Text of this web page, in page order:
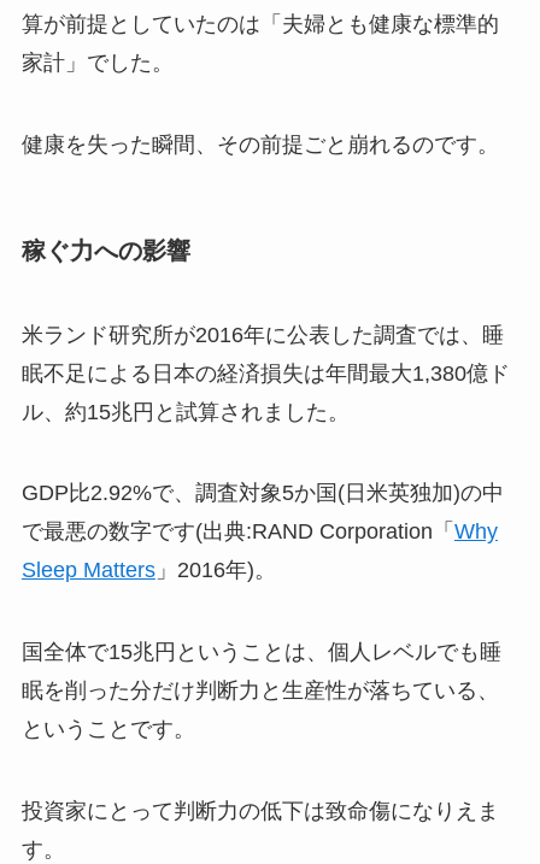
算が前提としていたのは「夫婦とも健康な標準的
家計」でした。
健康を失った瞬間、その前提ごと崩れるのです。
稼ぐ力への影響
米ランド研究所が2016年に公表した調査では、睡
眠不足による日本の経済損失は年間最大1,380億ド
ル、約15兆円と試算されました。
GDP比2.92%で、調査対象5か国(日米英独加)の中
で最悪の数字です(出典:RAND Corporation「 Why
Sleep Matters」2016年)。
国全体で15兆円ということは、個人レベルでも睡
眠を削った分だけ判断力と生産性が落ちている、
ということです。
投資家にとって判断力の低下は致命傷になりえま
す。